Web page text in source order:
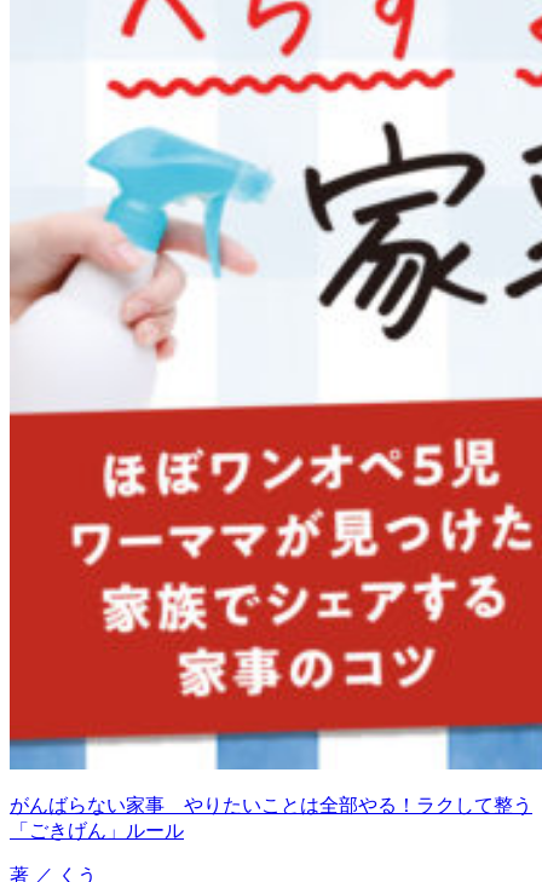
がんばらない家事 やりたいことは全部やる！ラクして整う
「ごきげん」ルール
著 ／ くう